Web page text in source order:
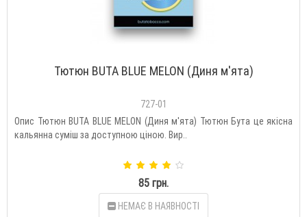
Тютюн BUTA BLUE MELON (Диня м'ята)
727-01
Опис Тютюн BUTA BLUE MELON (Диня м'ята) Тютюн Бута це якісна
кальянна суміш за доступною ціною. Вир..
85 грн.
НЕМАЄ В НАЯВНОСТІ